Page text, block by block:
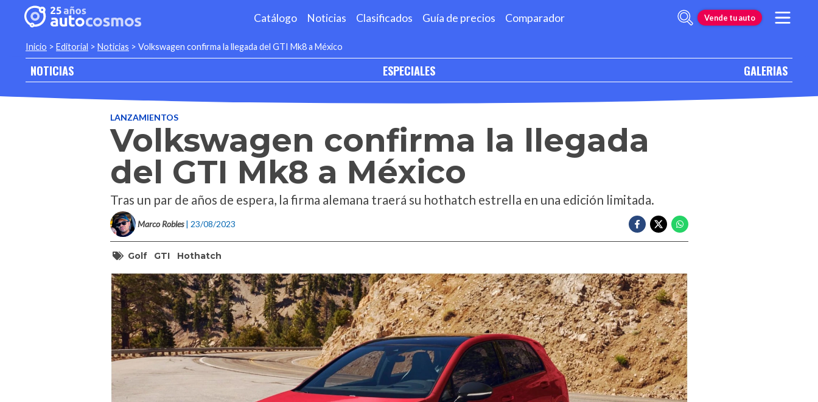
Catálogo Noticias Clasificados Guía de precios Comparador Vende tu auto
Inicio > Editorial > Noticias > Volkswagen confirma la llegada del GTI Mk8 a México
NOTICIAS ESPECIALES GALERIAS
LANZAMIENTOS
Volkswagen confirma la llegada
del GTI Mk8 a México
Tras un par de años de espera, la firma alemana traerá su hothatch estrella en una edición limitada.
Marco Robles | 23/08/2023
Golf GTI Hothatch